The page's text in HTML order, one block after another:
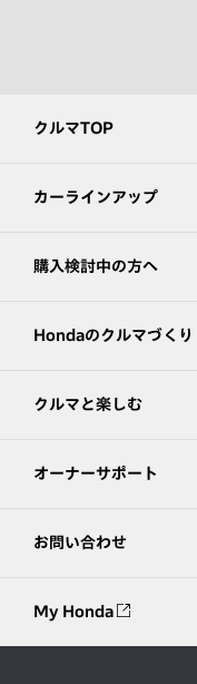
クルマTOP
カーラインアップ
購入検討中の方へ
Hondaのクルマづくり
クルマと楽しむ
オーナーサポート
お問い合わせ
My Honda